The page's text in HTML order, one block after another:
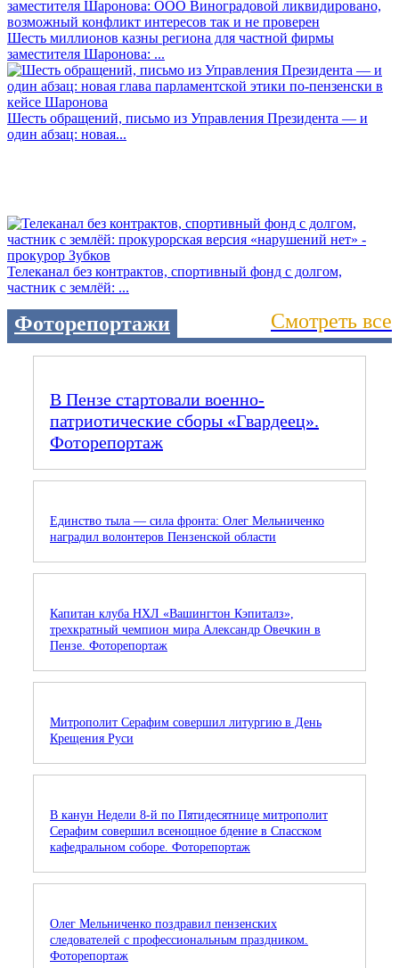
Шесть миллионов казны региона для частной фирмы
заместителя Шаронова: ...
Шесть обращений, письмо из Управления Президента — и
один абзац: новая...
Телеканал без контрактов, спортивный фонд с долгом,
частник с землёй: ...
Фоторепортажи Смотреть все
В Пензе стартовали военно-
патриотические сборы «Гвардеец».
Фоторепортаж
Единство тыла — сила фронта: Олег Мельниченко
наградил волонтеров Пензенской области
Капитан клуба НХЛ «Вашингтон Кэпиталз»,
трехкратный чемпион мира Александр Овечкин в
Пензе. Фоторепортаж
Митрополит Серафим совершил литургию в День
Крещения Руси
В канун Недели 8-й по Пятидесятнице митрополит
Серафим совершил всенощное бдение в Спасском
кафедральном соборе. Фоторепортаж
Олег Мельниченко поздравил пензенских
следователей с профессиональным праздником.
Фоторепортаж